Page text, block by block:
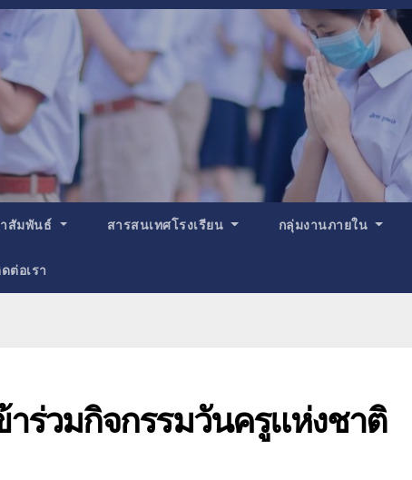
สัมพันธ์ สารสนเทศโรงเรียน กลุ่มงานภายใน
ต่อเรา
ร่วมกิจกรรมวันครูแห่งชาติ